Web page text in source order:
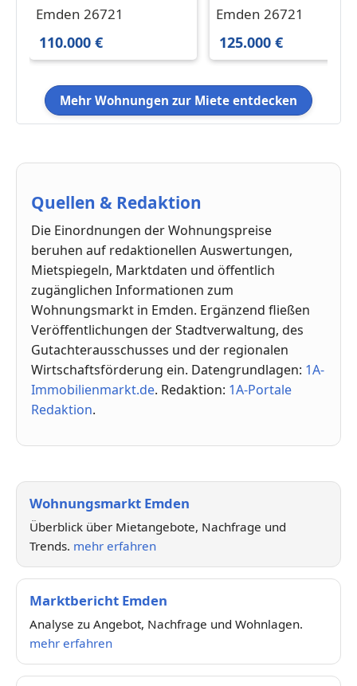
kaufenohne
Emden 26721
110.000 €
Zimmer-Wohnung im
Emden 26721
125.000 €
Mehr Wohnungen zur Miete entdecken
Quellen & Redaktion
Die Einordnungen der Wohnungspreise
beruhen auf redaktionellen Auswertungen,
Mietspiegeln, Marktdaten und öffentlich
zugänglichen Informationen zum
Wohnungsmarkt in Emden. Ergänzend fließen
Veröffentlichungen der Stadtverwaltung, des
Gutachterausschusses und der regionalen
Wirtschaftsförderung ein. Datengrundlagen: 1A-
Immobilienmarkt.de. Redaktion: 1A-Portale
Redaktion.
Wohnungsmarkt Emden
Überblick über Mietangebote, Nachfrage und
Trends. mehr erfahren
Marktbericht Emden
Analyse zu Angebot, Nachfrage und Wohnlagen.
mehr erfahren